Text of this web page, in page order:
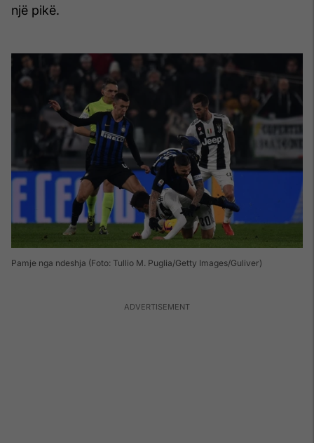
një pikë.
Pamje nga ndeshja (Foto: Tullio M. Puglia/Getty Images/Guliver)